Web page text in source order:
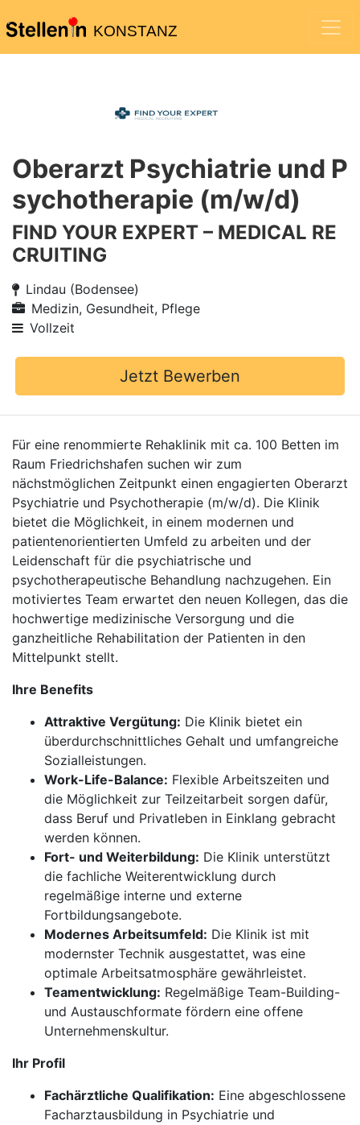
KONSTANZ
Oberarzt Psychiatrie und P
sychotherapie (m/w/d)
FIND YOUR EXPERT – MEDICAL RE
CRUITING
Lindau (Bodensee)
Medizin, Gesundheit, Pflege
Vollzeit
Jetzt Bewerben
Für eine renommierte Rehaklinik mit ca. 100 Betten im
Raum Friedrichshafen suchen wir zum
nächstmöglichen Zeitpunkt einen engagierten Oberarzt
Psychiatrie und Psychotherapie (m/w/d). Die Klinik
bietet die Möglichkeit, in einem modernen und
patientenorientierten Umfeld zu arbeiten und der
Leidenschaft für die psychiatrische und
psychotherapeutische Behandlung nachzugehen. Ein
motiviertes Team erwartet den neuen Kollegen, das die
hochwertige medizinische Versorgung und die
ganzheitliche Rehabilitation der Patienten in den
Mittelpunkt stellt.
Ihre Benefits
Attraktive Vergütung: Die Klinik bietet ein
überdurchschnittliches Gehalt und umfangreiche
Sozialleistungen.
Work-Life-Balance: Flexible Arbeitszeiten und
die Möglichkeit zur Teilzeitarbeit sorgen dafür,
dass Beruf und Privatleben in Einklang gebracht
werden können.
Fort- und Weiterbildung: Die Klinik unterstützt
die fachliche Weiterentwicklung durch
regelmäßige interne und externe
Fortbildungsangebote.
Modernes Arbeitsumfeld: Die Klinik ist mit
modernster Technik ausgestattet, was eine
optimale Arbeitsatmosphäre gewährleistet.
Teamentwicklung: Regelmäßige Team-Building-
und Austauschformate fördern eine offene
Unternehmenskultur.
Ihr Profil
Fachärztliche Qualifikation: Eine abgeschlossene
Facharztausbildung in Psychiatrie und